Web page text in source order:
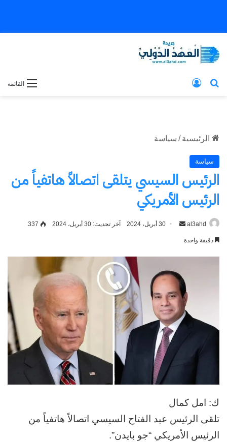
القائمة بحث عن
الرئيسية / سياسة
سياسة
الرئيس السيسي يتلقى اتصالاً هاتفياً من
الرئيس الأمريكي
al3ahd
أرسل30 أبريل، 2024 آخر تحديث: 30 أبريل، 2024 337
دقيقة واحدة
ك: امل كمال
تلقى الرئيس عبد الفتاح السيسي اتصالاً هاتفياً من
الرئيس الأمريكي “جو بايدن”.